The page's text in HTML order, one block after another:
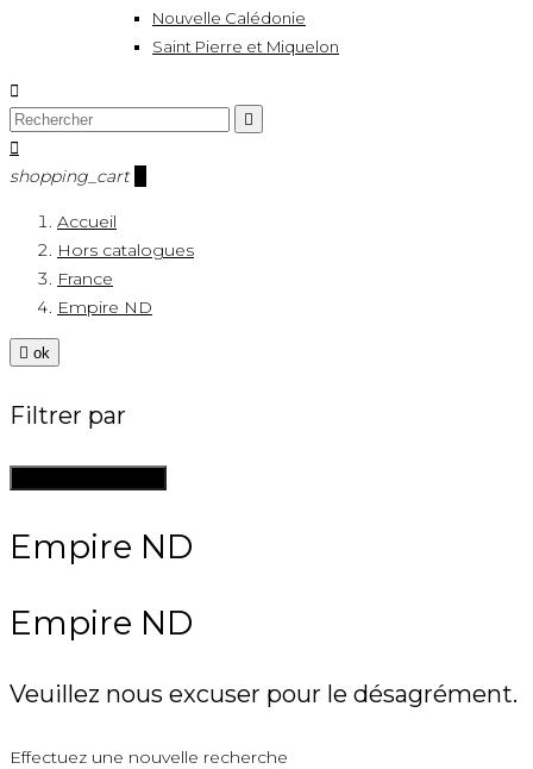
Nouvelle Calédonie
Saint Pierre et Miquelon



shopping_cart
Accueil
Hors catalogues
France
Empire ND
 ok
Filtrer par
Empire ND
Empire ND
Veuillez nous excuser pour le désagrément.
Effectuez une nouvelle recherche